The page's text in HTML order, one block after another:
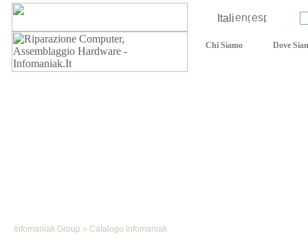
Chi Siamo Dove
Infomaniak Group » Catalogo Infomaniak